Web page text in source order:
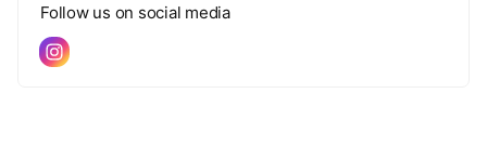
Follow us on social media